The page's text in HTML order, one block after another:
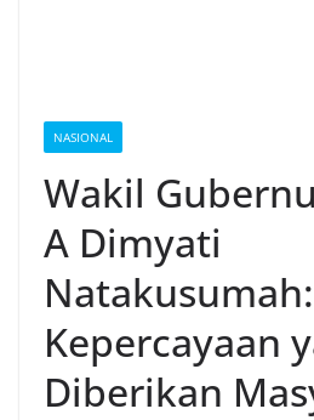
NASIONAL
Wakil
A Dimyati
Kepercayaan
Diberikan